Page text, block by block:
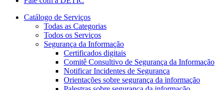
Catálogo de Serviços
Todas as Categorias
Todos os Serviços
Segurança da Informação
Certificados digitais
Comitê Consultivo de Segurança da Informação
Notificar Incidentes de Segurança
Orientações sobre segurança da informação